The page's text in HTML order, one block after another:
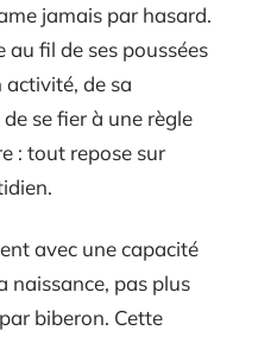
jamais par hasard.
au fil de ses poussées
activité, de sa
se fier à une règle
: tout repose sur
avec une capacité
naissance, pas plus
biberon. Cette